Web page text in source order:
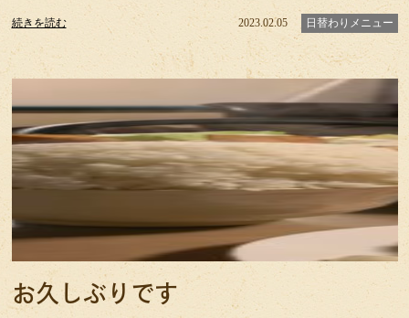
続きを読む 2023.02.05 日替わりメニュー
お久しぶりです